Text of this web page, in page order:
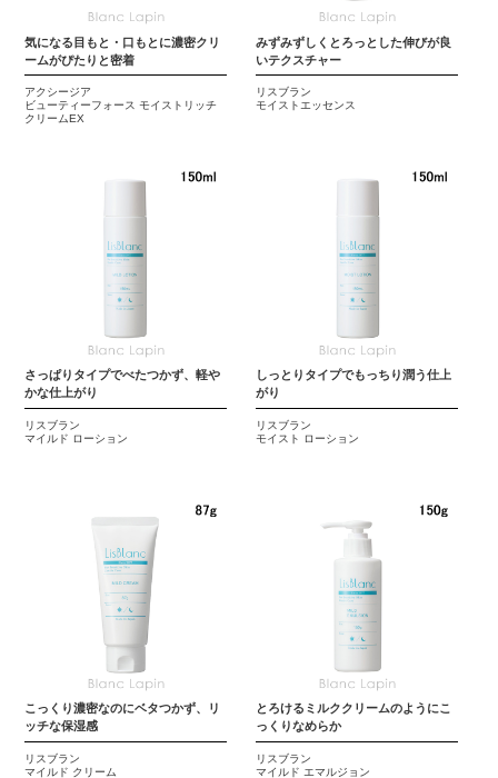
気になる目もと・口もとに濃密クリ
ームがぴたりと密着
アクシージア
ビューティーフォース モイストリッチ
クリームEX
みずみずしくとろっとした伸びが良
いテクスチャー
リスブラン
モイストエッセンス
さっぱりタイプでべたつかず、軽や
かな仕上がり
リスブラン
マイルド ローション
しっとりタイプでもっちり潤う仕上
がり
リスブラン
モイスト ローション
こっくり濃密なのにベタつかず、リ
ッチな保湿感
リスブラン
マイルド クリーム
とろけるミルククリームのようにこ
っくりなめらか
リスブラン
マイルド エマルジョン